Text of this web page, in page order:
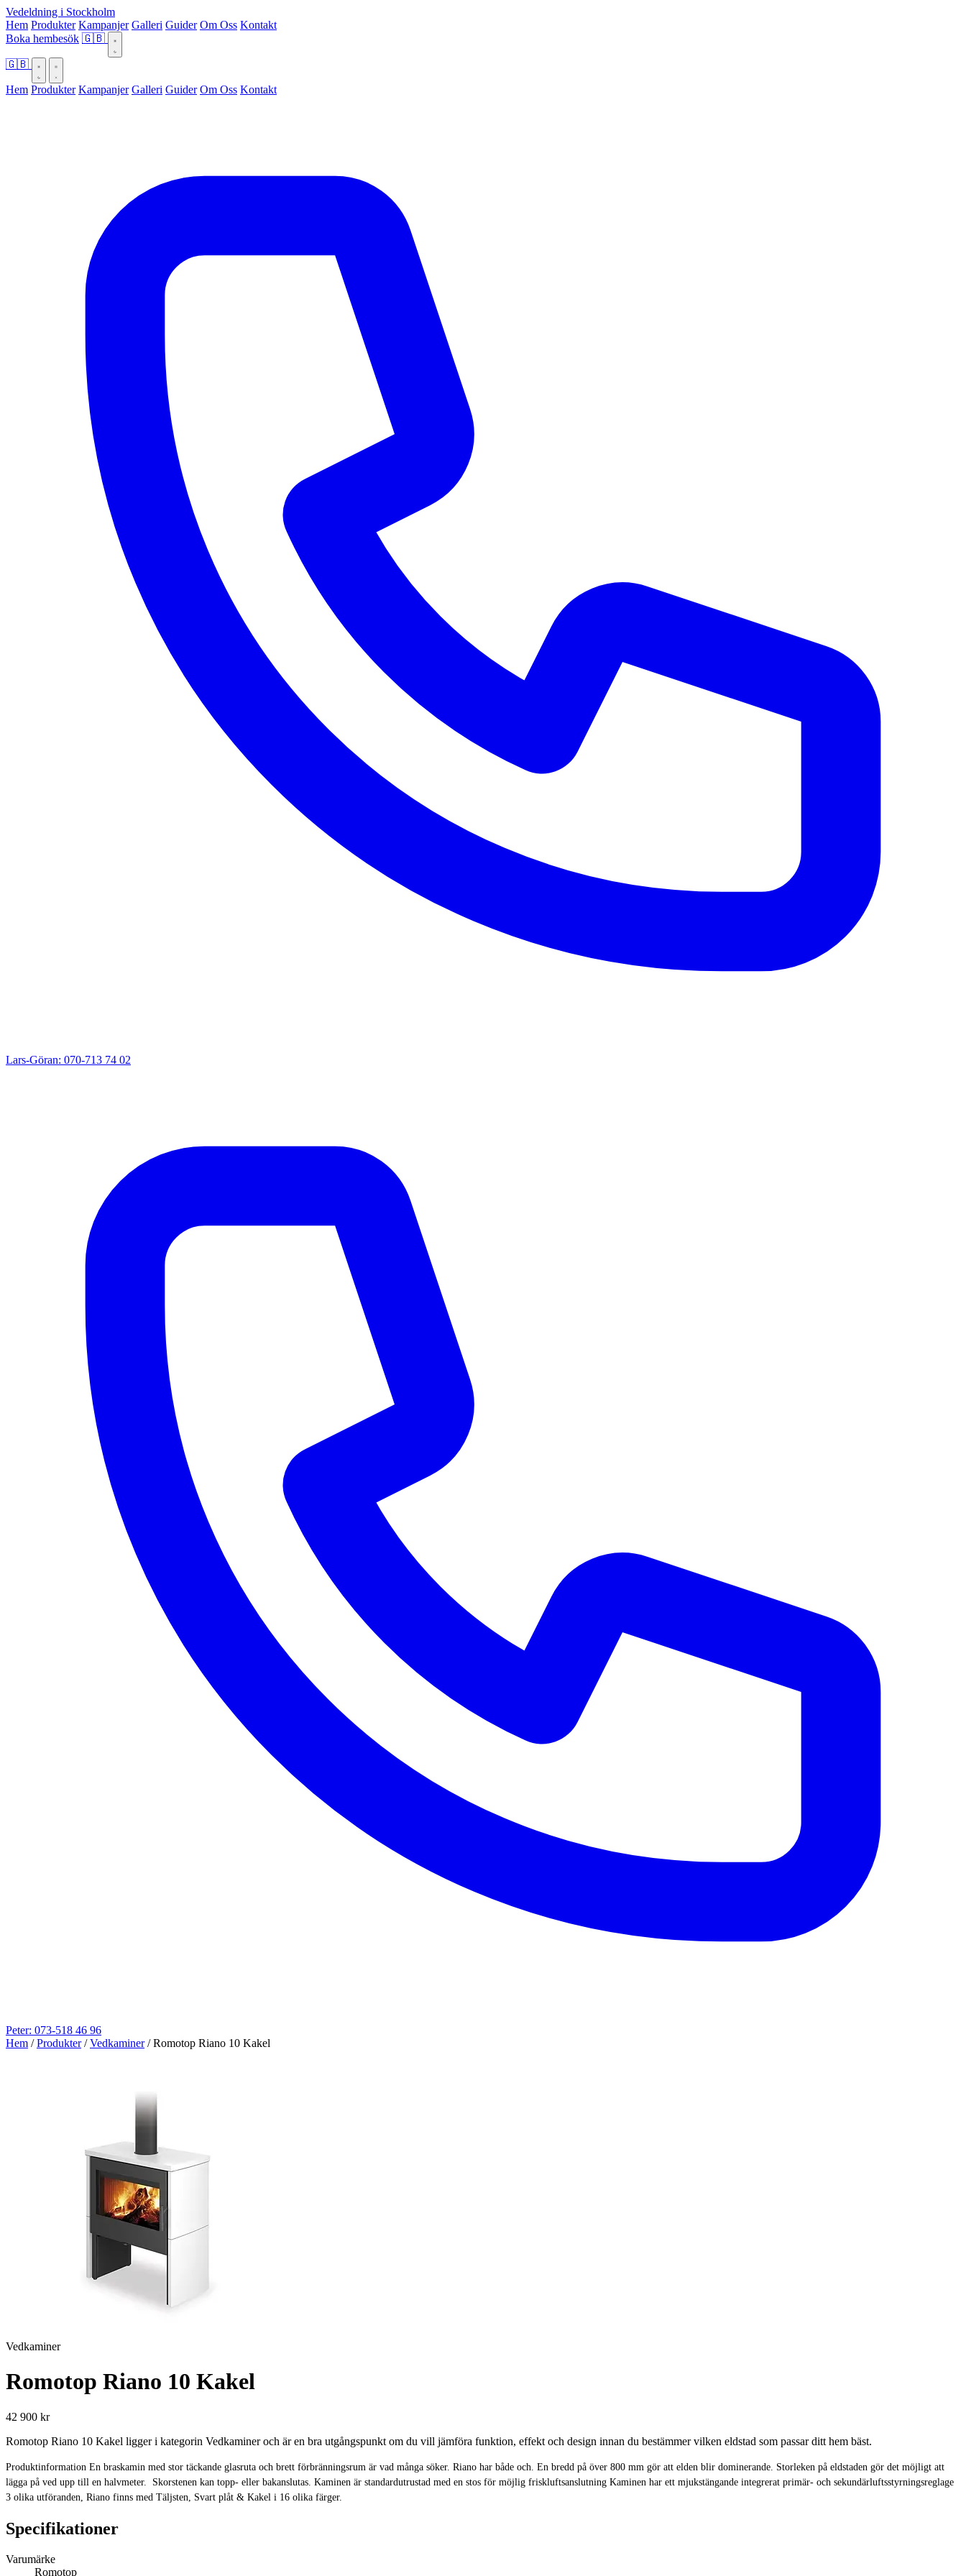
Vedeldning i Stockholm
Hem Produkter Kampanjer Galleri Guider Om Oss Kontakt
Boka hembesök 🇬🇧
🇬🇧
Hem Produkter Kampanjer Galleri Guider Om Oss Kontakt
Lars-Göran: 070-713 74 02
Peter: 073-518 46 96
Hem / Produkter / Vedkaminer / Romotop Riano 10 Kakel
Vedkaminer
Romotop Riano 10 Kakel
42 900 kr
Romotop Riano 10 Kakel ligger i kategorin Vedkaminer och är en bra utgångspunkt om du vill jämföra funktion, effekt och design innan du bestämmer vilken eldstad som passar ditt hem bäst.
Produktinformation En braskamin med stor täckande glasruta och brett förbränningsrum är vad många söker. Riano har både och. En bredd på över 800 mm gör att elden blir dominerande. Storleken på eldstaden gör det möjligt att
lägga på ved upp till en halvmeter. Skorstenen kan topp- eller bakanslutas. Kaminen är standardutrustad med en stos för möjlig friskluftsanslutning Kaminen har ett mjukstängande integrerat primär- och sekundärluftsstyrningsreglage
3 olika utföranden, Riano finns med Täljsten, Svart plåt & Kakel i 16 olika färger.
Specifikationer
Varumärke
Romotop